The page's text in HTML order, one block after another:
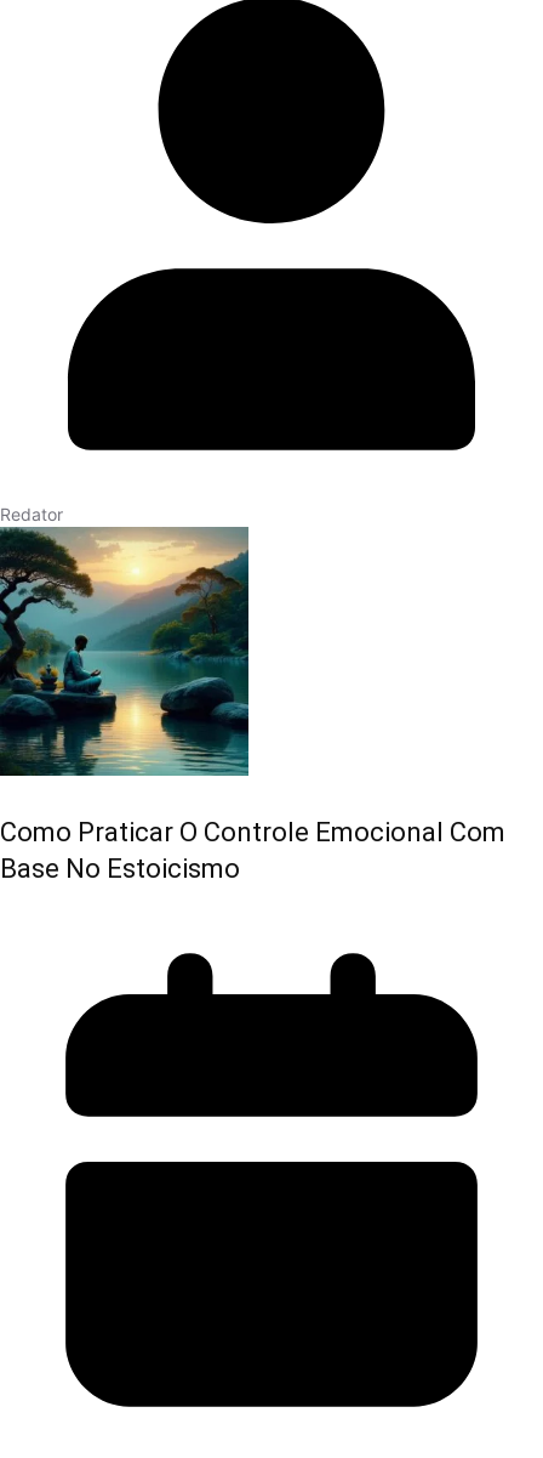
Redator
Como Praticar O Controle Emocional Com
Base No Estoicismo